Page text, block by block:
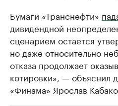
Бумаги «Транснефти»
дивидендной
сценарием остается
но даже относительно
отказа продолжает
котировки», — объяснил
«Финама» Ярослав